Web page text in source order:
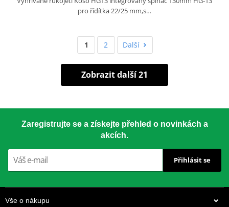
pro řídítka 22/25 mm,s…
1 2 Další
Zobrazit další 21
Zaregistrujte se a získejte přehled o novinkách a
akcích.
Přihlásit se
Vše o nákupu